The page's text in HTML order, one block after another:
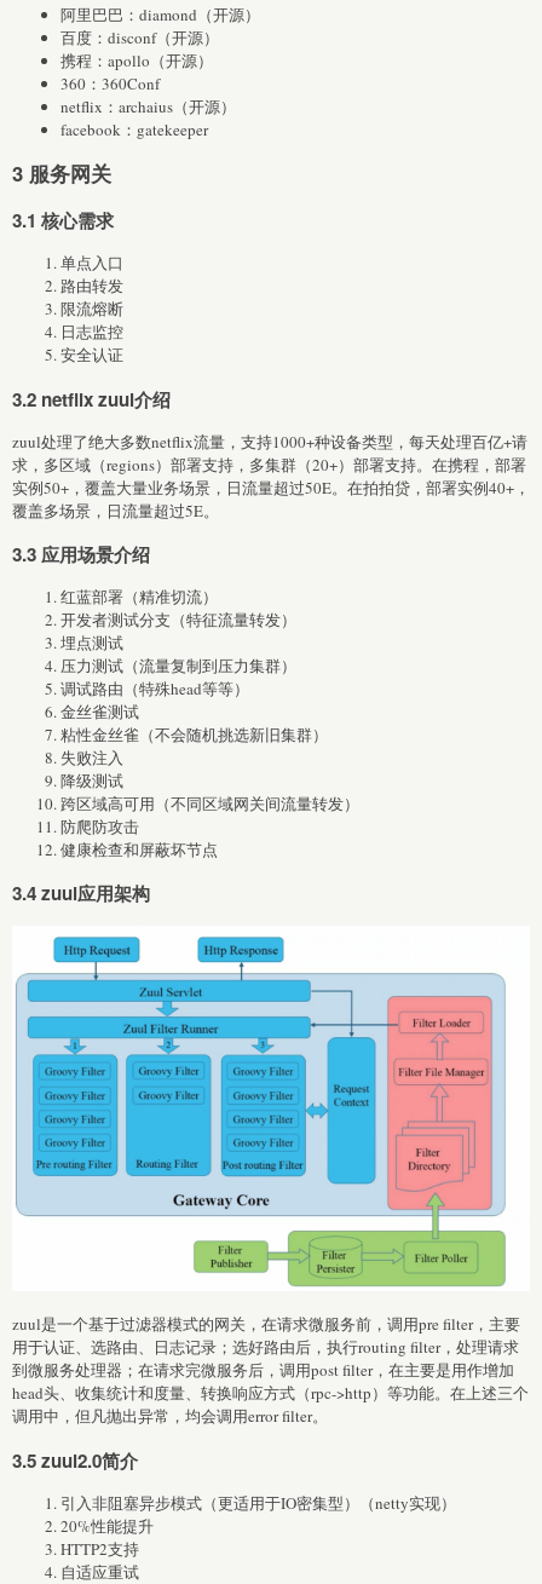
阿里巴巴：diamond（开源）
百度：disconf（开源）
携程：apollo（开源）
360：360Conf
netflix：archaius（开源）
facebook：gatekeeper
3 服务网关
3.1 核心需求
单点入口
路由转发
限流熔断
日志监控
安全认证
3.2 netflix zuul介绍
zuul处理了绝大多数netflix流量，支持1000+种设备类型，每天处理百亿+请
求，多区域（regions）部署支持，多集群（20+）部署支持。在携程，部署
实例50+，覆盖大量业务场景，日流量超过50E。在拍拍贷，部署实例40+，
覆盖多场景，日流量超过5E。
3.3 应用场景介绍
红蓝部署（精准切流）
开发者测试分支（特征流量转发）
埋点测试
压力测试（流量复制到压力集群）
调试路由（特殊head等等）
金丝雀测试
粘性金丝雀（不会随机挑选新旧集群）
失败注入
降级测试
跨区域高可用（不同区域网关间流量转发）
防爬防攻击
健康检查和屏蔽坏节点
3.4 zuul应用架构
zuul是一个基于过滤器模式的网关，在请求微服务前，调用pre filter，主要
用于认证、选路由、日志记录；选好路由后，执行routing filter，处理请求
到微服务处理器；在请求完微服务后，调用post filter，在主要是用作增加
head头、收集统计和度量、转换响应方式（rpc->http）等功能。在上述三个
调用中，但凡抛出异常，均会调用error filter。
3.5 zuul2.0简介
引入非阻塞异步模式（更适用于IO密集型）（netty实现）
20%性能提升
HTTP2支持
自适应重试